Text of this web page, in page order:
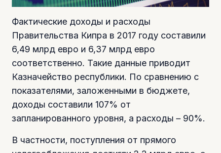
Фактические доходы и расходы
Правительства Кипра в 2017 году составили
6,49 млрд евро и 6,37 млрд евро
соответственно. Такие данные приводит
Казначейство республики. По сравнению с
показателями, заложенными в бюджете,
доходы составили 107% от
запланированного уровня, а расходы – 90%.
В частности, поступления от прямого